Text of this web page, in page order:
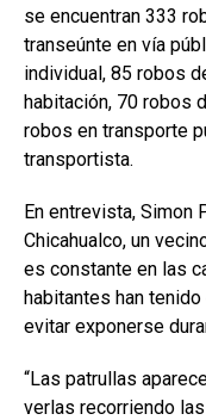
se encuentran 333
transeúnte en vía
individual, 85 robos
habitación, 70 robos
robos en transporte
transportista.
En entrevista, Simon
Chicahualco, un
es constante en las
habitantes han
evitar exponerse
“Las patrullas
verlas recorriendo